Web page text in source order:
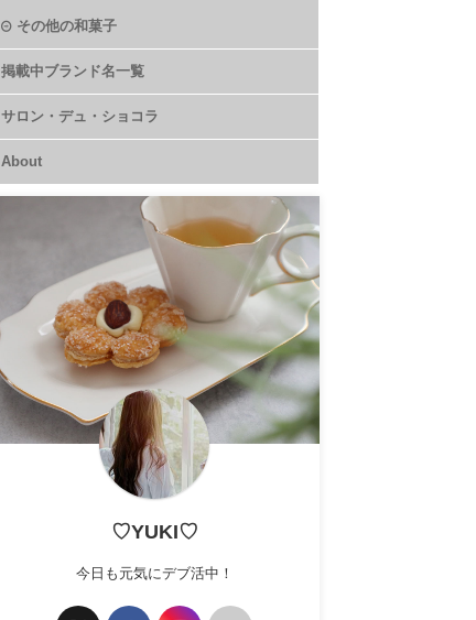
その他の和菓子
掲載中ブランド名一覧
サロン・デュ・ショコラ
About
♡YUKI♡
今日も元気にデブ活中！